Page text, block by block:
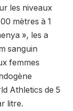
les niveaux
mètres à 1
», les a
sanguin
femmes
Athletics de 5
litre.